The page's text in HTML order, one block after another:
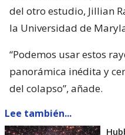
del otro estudio, Jillian
la Universidad de
“Podemos usar estos
panorámica inédita y
del colapso”, añade.
Lee también...